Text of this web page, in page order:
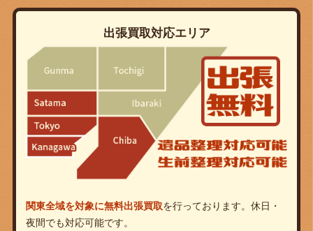
出張買取対応エリア
関東全域を対象に無料出張買取を行っております。休日・
夜間でも対応可能です。